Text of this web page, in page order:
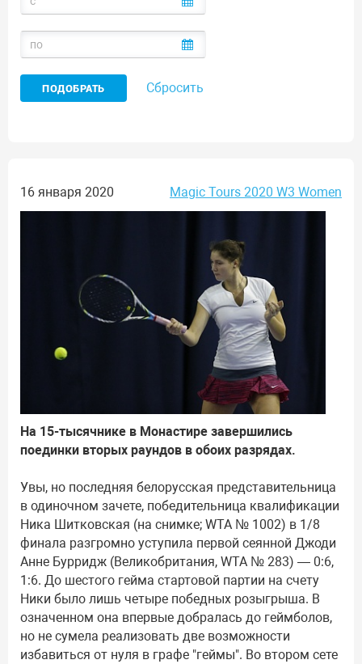
Сбросить
16 января 2020 Magic Tours 2020 W3 Women
На 15-тысячнике в Монастире завершились
поединки вторых раундов в обоих разрядах.
Увы, но последняя белорусская представительница
в одиночном зачете, победительница квалификации
Ника Шитковская (на снимке; WTA № 1002) в 1/8
финала разгромно уступила первой сеянной Джоди
Анне Бурридж (Великобритания, WTA № 283) — 0:6,
1:6. До шестого гейма стартовой партии на счету
Ники было лишь четыре победных розыгрыша. В
означенном она впервые добралась до геймболов,
но не сумела реализовать две возможности
избавиться от нуля в графе "геймы". Во втором сете